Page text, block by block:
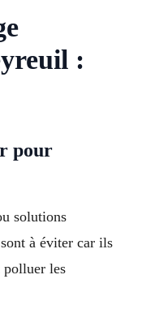
:
pour
solutions
à éviter car ils
polluer les